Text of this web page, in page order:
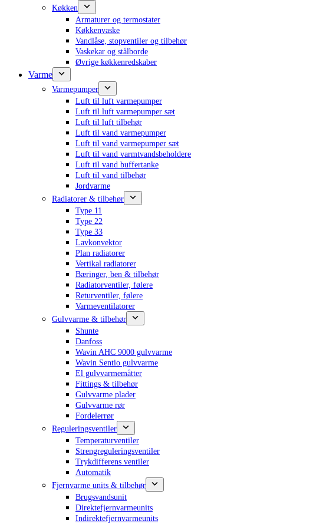
Køkken
Armaturer og termostater
Køkkenvaske
Vandlåse, stopventiler og tilbehør
Vaskekar og stålborde
Øvrige køkkenredskaber
Varme
Varmepumper
Luft til luft varmepumper
Luft til luft varmepumper sæt
Luft til luft tilbehør
Luft til vand varmepumper
Luft til vand varmepumper sæt
Luft til vand varmtvandsbeholdere
Luft til vand buffertanke
Luft til vand tilbehør
Jordvarme
Radiatorer & tilbehør
Type 11
Type 22
Type 33
Lavkonvektor
Plan radiatorer
Vertikal radiatorer
Bæringer, ben & tilbehør
Radiatorventiler, følere
Returventiler, følere
Varmeventilatorer
Gulvvarme & tilbehør
Shunte
Danfoss
Wavin AHC 9000 gulvvarme
Wavin Sentio gulvvarme
El gulvvarmemåtter
Fittings & tilbehør
Gulvvarme plader
Gulvvarme rør
Fordelerrør
Reguleringsventiler
Temperaturventiler
Strengreguleringsventiler
Trykdifferens ventiler
Automatik
Fjernvarme units & tilbehør
Brugsvandsunit
Direktefjernvarmeunits
Indirektefjernvarmeunits